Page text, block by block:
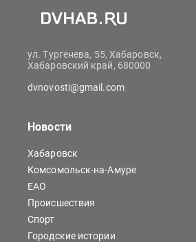
ул. Тургенева, 55, Хабаровск,
Хабаровский край, 680000
dvnovosti@gmail.com
Новости
Хабаровск
Комсомольск-на-Амуре
ЕАО
Происшествия
Спорт
Городские истории